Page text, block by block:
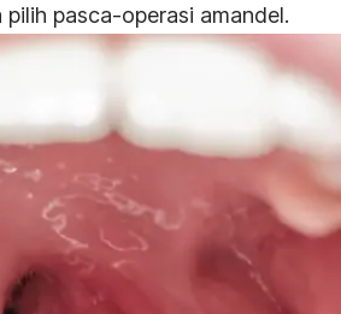
pasca-operasi amandel.